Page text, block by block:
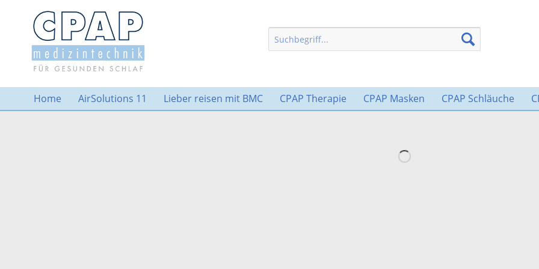
Home AirSolutions 11 Lieber reisen mit BMC CPAP Therapie CPAP Masken CPAP Schläuche